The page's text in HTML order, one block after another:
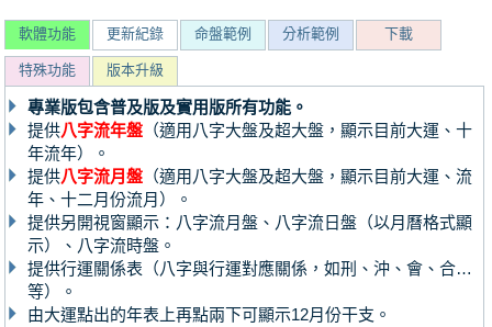
軟體功能 更新紀錄 命盤範例 分析範例 下載
特殊功能 版本升級
專業版包含普及版及實用版所有功能。
提供八字流年盤 （適用八字大盤及超大盤，顯示目前大運、十
年流年）。
提供八字流月盤 （適用八字大盤及超大盤，顯示目前大運、流
年、十二月份流月）。
提供另開視窗顯示：八字流月盤、八字流日盤（以月曆格式顯
示）、八字流時盤。
提供行運關係表（八字與行運對應關係，如刑、沖、會、合…
等）。
由大運點出的年表上再點兩下可顯示12月份干支。